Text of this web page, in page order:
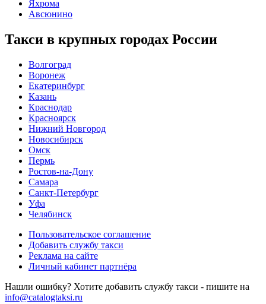
Яхрома
Авсюнино
Такси в крупных городах России
Волгоград
Воронеж
Екатеринбург
Казань
Краснодар
Красноярск
Нижний Новгород
Новосибирск
Омск
Пермь
Ростов-на-Дону
Самара
Санкт-Петербург
Уфа
Челябинск
Пользовательское соглашение
Добавить службу такси
Реклама на сайте
Личный кабинет партнёра
Нашли ошибку? Хотите добавить службу такси - пишите на
info@catalogtaksi.ru